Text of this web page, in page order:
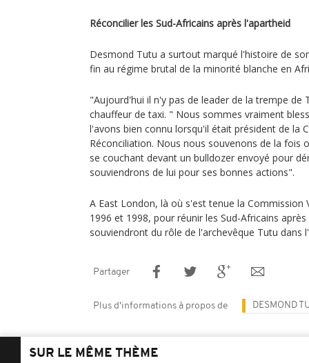
Réconcilier les Sud-Africains après l'apartheid
Desmond Tutu a surtout marqué l'histoire de
fin au régime brutal de la minorité blanche en
"Aujourd'hui il n'y pas de leader de la trempe de
chauffeur de taxi. " Nous sommes vraiment
l'avons bien connu lorsqu'il était président de la
Réconciliation. Nous nous souvenons de la fois
se couchant devant un bulldozer envoyé pour
souviendrons de lui pour ses bonnes actions".
A East London, là où s'est tenue la Commission
1996 et 1998, pour réunir les Sud-Africains
souviendront du rôle de l'archevêque Tutu dans
Partager
Plus d'informations à propos de DESMOND
SUR LE MÊME THÈME